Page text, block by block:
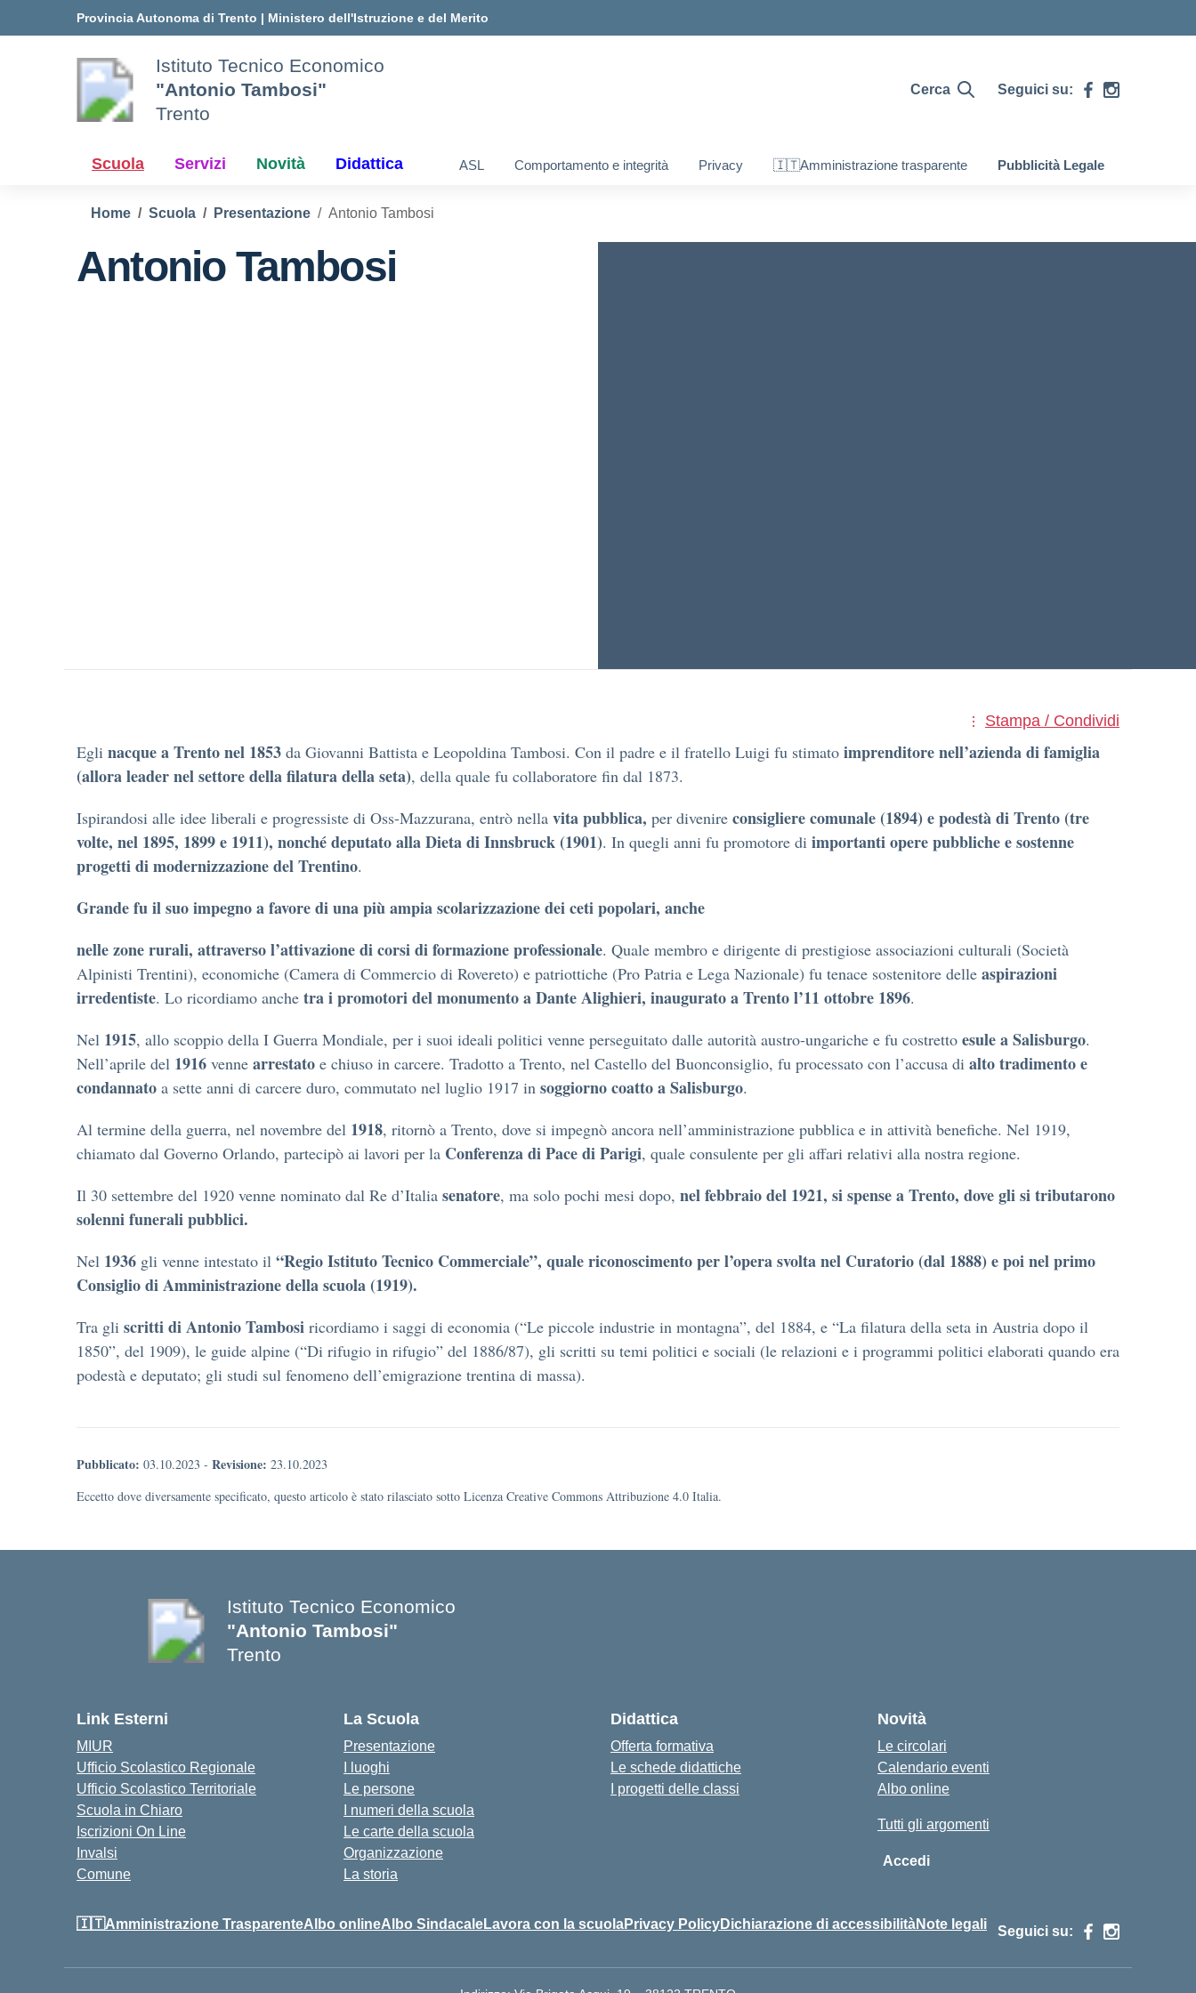
Provincia Autonoma di Trento | Ministero dell'Istruzione e del Merito
Istituto Tecnico Economico
"Antonio Tambosi"
Trento
Cerca Seguici su:
Scuola Servizi Novità Didattica ASL Comportamento e integrità Privacy 🇮🇹Amministrazione trasparente Pubblicità Legale
Home Scuola Presentazione Antonio Tambosi
Antonio Tambosi
Stampa / Condividi
Egli nacque a Trento nel 1853 da Giovanni Battista e Leopoldina Tambosi. Con il padre e il fratello Luigi fu stimato imprenditorenell’azienda di famiglia
(allora leader nel settore della filatura della seta), della quale fu collaboratore fin dal 1873.
Ispirandosi alle idee liberali e progressiste di Oss-Mazzurana, entrò nella vita pubblica, per divenire consigliere comunale (1894) e podestà di Trento (tre
volte, nel 1895, 1899 e 1911), nonché deputato alla Dieta di Innsbruck (1901). In quegli anni fu promotore di importanti opere pubbliche e sostenne
progetti di modernizzazione del Trentino.
Grande fu il suo impegno a favore di una più ampia scolarizzazione dei ceti popolari, anche
nelle zone rurali, attraverso l’attivazione di corsi di formazione professionale. Quale membro e dirigente di prestigiose associazioni culturali (Società
Alpinisti Trentini), economiche (Camera di Commercio di Rovereto) e patriottiche (Pro Patria e Lega Nazionale) fu tenace sostenitore delle aspirazioni
irredentiste. Lo ricordiamo anche tra i promotori del monumento a Dante Alighieri, inaugurato a Trento l’11 ottobre 1896.
Nel 1915, allo scoppio della I Guerra Mondiale, per i suoi ideali politici venne perseguitato dalle autorità austro-ungariche e fu costretto esule a Salisburgo.
Nell’aprile del 1916 venne arrestato e chiuso in carcere. Tradotto a Trento, nel Castello del Buonconsiglio, fu processato con l’accusa di alto tradimento e
condannato a sette anni di carcere duro, commutato nel luglio 1917 in soggiorno coatto a Salisburgo.
Al termine della guerra, nel novembre del 1918, ritornò a Trento, dove si impegnò ancora nell’amministrazione pubblica e in attività benefiche. Nel 1919,
chiamato dal Governo Orlando, partecipò ai lavori per la Conferenza di Pace di Parigi, quale consulente per gli affari relativi alla nostra regione.
Il 30 settembre del 1920 venne nominato dal Re d’Italia senatore, ma solo pochi mesi dopo, nel febbraio del 1921, si spense a Trento, dove gli si tributarono
solenni funerali pubblici.
Nel 1936 gli venne intestato il “Regio Istituto Tecnico Commerciale”, quale riconoscimento per l’opera svolta nel Curatorio (dal 1888) e poi nel primo
Consiglio di Amministrazione della scuola (1919).
Tra gli scritti di Antonio Tambosi ricordiamo i saggi di economia (“Le piccole industrie in montagna”, del 1884, e “La filatura della seta in Austria dopo il
1850”, del 1909), le guide alpine (“Di rifugio in rifugio” del 1886/87), gli scritti su temi politici e sociali (le relazioni e i programmi politici elaborati quando era
podestà e deputato; gli studi sul fenomeno dell’emigrazione trentina di massa).
Pubblicato: 03.10.2023 - Revisione: 23.10.2023
Eccetto dove diversamente specificato, questo articolo è stato rilasciato sotto Licenza Creative Commons Attribuzione 4.0 Italia.
Istituto Tecnico Economico
"Antonio Tambosi"
Trento
Link Esterni
MIUR
Ufficio Scolastico Regionale
Ufficio Scolastico Territoriale
Scuola in Chiaro
Iscrizioni On Line
Invalsi
Comune
La Scuola
Presentazione
I luoghi
Le persone
I numeri della scuola
Le carte della scuola
Organizzazione
La storia
Didattica
Offerta formativa
Le schede didattiche
I progetti delle classi
Novità
Le circolari
Calendario eventi
Albo online
Tutti gli argomenti
Accedi
🇮🇹Amministrazione TrasparenteAlbo onlineAlbo SindacaleLavora con la scuolaPrivacy PolicyDichiarazione di accessibilitàNote legali Seguici su: